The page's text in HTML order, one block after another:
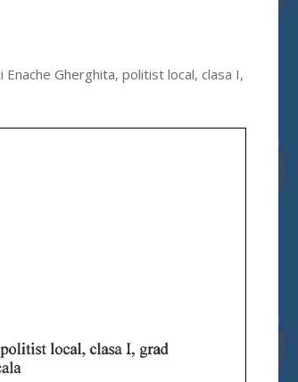
Gherghita, politist local, clasa I,